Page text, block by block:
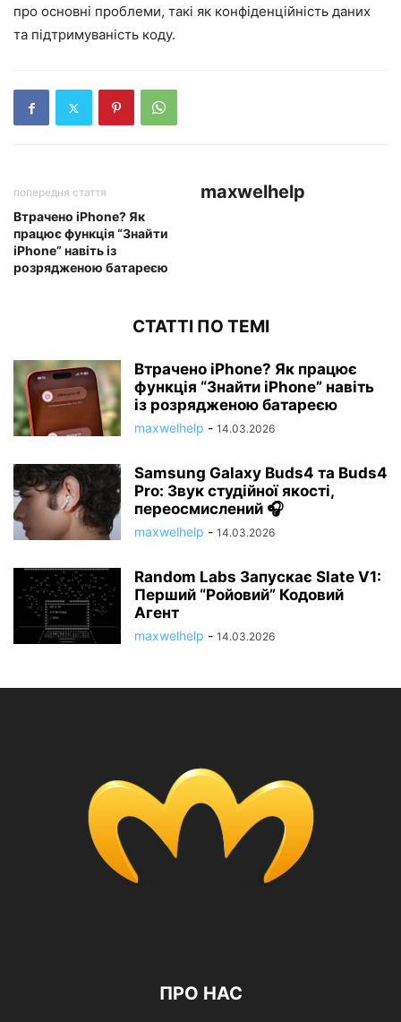
про основні проблеми, такі як конфіденційність даних
та підтримуваність коду.
попередня стаття
Втрачено iPhone? Як
працює функція “Знайти
iPhone” навіть із
розрядженою батареєю
maxwelhelp
СТАТТІ ПО ТЕМІ
Втрачено iPhone? Як працює
функція “Знайти iPhone” навіть
із розрядженою батареєю
maxwelhelp - 14.03.2026
Samsung Galaxy Buds4 та Buds4
Pro: Звук студійної якості,
переосмислений 🎧
maxwelhelp - 14.03.2026
Random Labs Запускає Slate V1:
Перший “Ройовий” Кодовий
Агент
maxwelhelp - 14.03.2026
ПРО НАС